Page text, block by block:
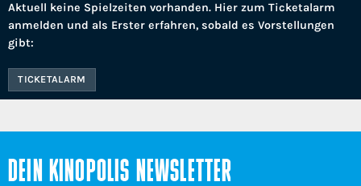
Aktuell keine Spielzeiten vorhanden. Hier zum Ticketalarm
anmelden und als Erster erfahren, sobald es Vorstellungen
gibt:
TICKETALARM
DEIN KINOPOLIS NEWSLETTER